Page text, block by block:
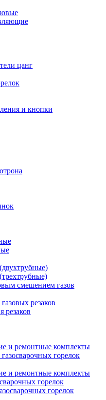
цанг
и кнопки
смешением газов
резаков
резаков
и ремонтные комплекты
горелок
и ремонтные комплекты
горелок
горелок